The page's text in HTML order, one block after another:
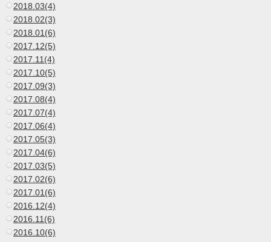
2018.03(4)
2018.02(3)
2018.01(6)
2017.12(5)
2017.11(4)
2017.10(5)
2017.09(3)
2017.08(4)
2017.07(4)
2017.06(4)
2017.05(3)
2017.04(6)
2017.03(5)
2017.02(6)
2017.01(6)
2016.12(4)
2016.11(6)
2016.10(6)